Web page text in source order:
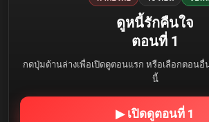
ดูหนี้รักคืนใจ
ตอนที่ 1
กดปุ่มด้านล่างเพื่อเปิดดูตอนแรก หรือเลือกตอนอื่
นี้
▶ เปิดดูตอนที่ 1